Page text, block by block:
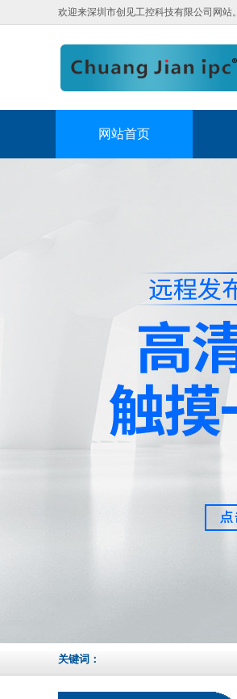
欢迎来深圳市创见工控科技有限公司网站。
网站首页
关键词：